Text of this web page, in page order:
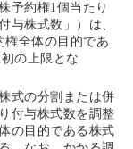
予約権1個当たり
与株式数」）は、
権全体の目的であ
の上限とな
式の分割または併
付与株式数を調整
の目的である株式